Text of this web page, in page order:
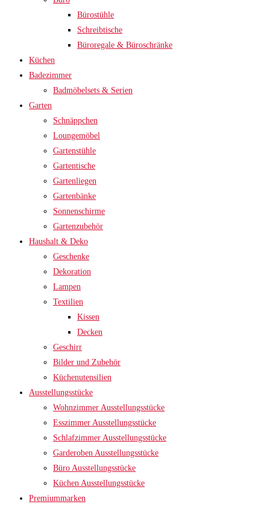
Bürostühle
Schreibtische
Büroregale & Büroschränke
Küchen
Badezimmer
Badmöbelsets & Serien
Garten
Schnäppchen
Loungemöbel
Gartenstühle
Gartentische
Gartenliegen
Gartenbänke
Sonnenschirme
Gartenzubehör
Haushalt & Deko
Geschenke
Dekoration
Lampen
Textilien
Kissen
Decken
Geschirr
Bilder und Zubehör
Küchenutensilien
Ausstellungsstücke
Wohnzimmer Ausstellungsstücke
Esszimmer Ausstellungsstücke
Schlafzimmer Ausstellungsstücke
Garderoben Ausstellungsstücke
Büro Ausstellungsstücke
Küchen Ausstellungsstücke
Premiummarken